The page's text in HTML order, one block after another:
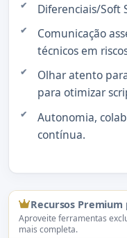
Diferenciais/Soft
Comunicação
técnicos em
Olhar atento
para otimizar
Autonomia,
contínua.
Recursos
Aproveite ferramentas
mais completa.